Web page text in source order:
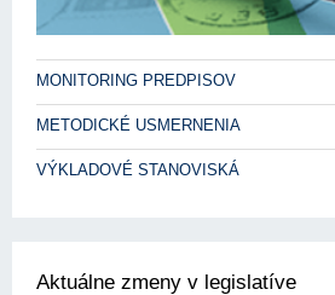
MONITORING PREDPISOV
METODICKÉ USMERNENIA
VÝKLADOVÉ STANOVISKÁ
Aktuálne zmeny v legislatíve